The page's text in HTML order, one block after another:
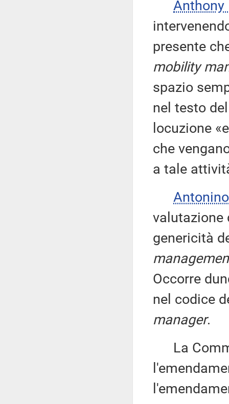
Anthony
presente
mobility
spazio
nel testo
locuzione
che
a tale
valutazione
genericità
Occorre
nel codice
manager.
La